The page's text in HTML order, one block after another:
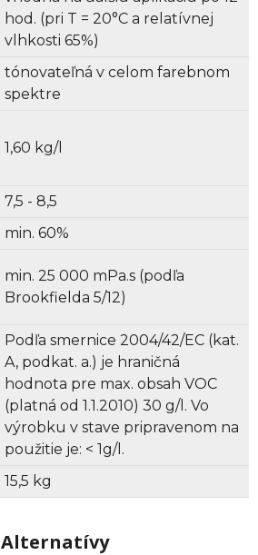
hod. (pri T = 20°C a relatívnej
vlhkosti 65%)
tónovateľná v celom farebnom
spektre
1,60 kg/l
7,5 - 8,5
min. 60%
min. 25 000 mPa.s (podľa
Brookfielda 5/12)
Podľa smernice 2004/42/EC (kat.
A, podkat. a.) je hraničná
hodnota pre max. obsah VOC
(platná od 1.1.2010) 30 g/l. Vo
výrobku v stave pripravenom na
použitie je: < 1g/l.
15,5 kg
Alternatívy